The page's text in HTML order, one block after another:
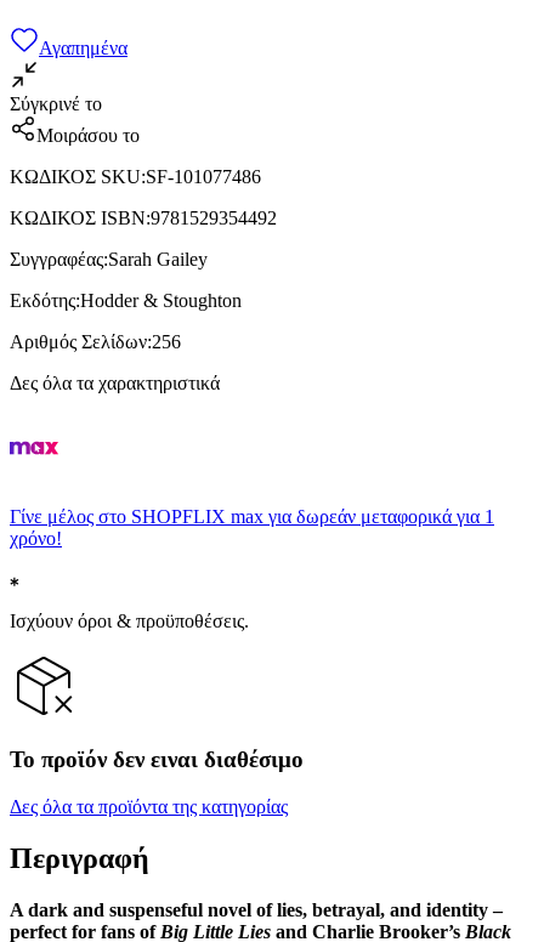
Αγαπημένα
Σύγκρινέ το
Μοιράσου το
ΚΩΔΙΚΟΣ SKU:SF-101077486
ΚΩΔΙΚΟΣ ISBN:9781529354492
Συγγραφέας:Sarah Gailey
Εκδότης:Hodder & Stoughton
Αριθμός Σελίδων:256
Δες όλα τα χαρακτηριστικά
Γίνε μέλος στο SHOPFLIX max για δωρεάν μεταφορικά για 1
χρόνο!
Ισχύουν όροι & προϋποθέσεις.
Το προϊόν δεν ειναι διαθέσιμο
Δες όλα τα προϊόντα της κατηγορίας
Περιγραφή
A dark and suspenseful novel of lies, betrayal, and identity–
perfect for fans of Big Little Lies and Charlie Brooker’s Black